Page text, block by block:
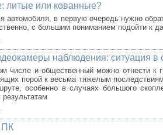
литые или кованные?
автомобиля, в первую очередь нужно
с большим пониманием подойти
наблюдения: ситуация в
числе и общественный можно отнести к
порой к весьма тяжелым
особенно в случаях большого
ПК